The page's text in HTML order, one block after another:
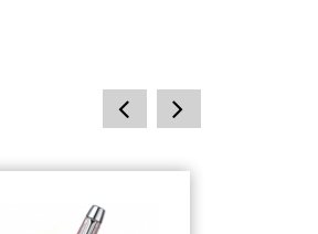
Шариковая Ручка
Parker I.M. Premium
prev next